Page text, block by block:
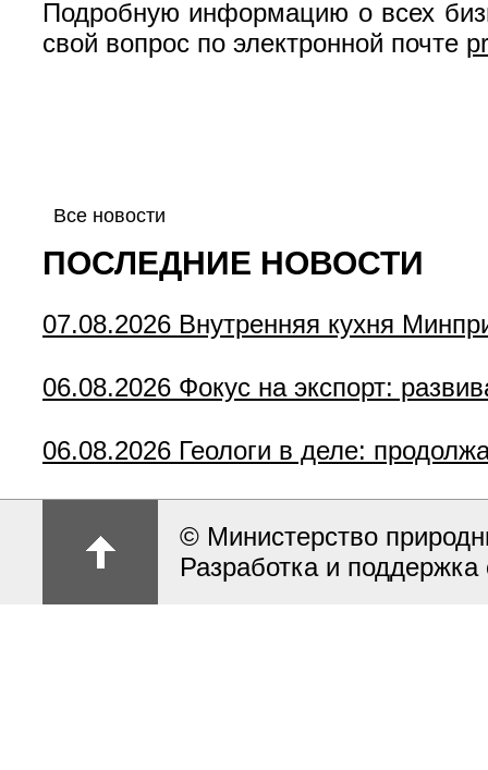
Подробную информацию о всех
свой вопрос по электронной почте
Все новости
ПОСЛЕДНИЕ НОВОСТИ
07.08.2026 Внутренняя кухня
06.08.2026 Фокус на экспорт:
06.08.2026 Геологи в деле:
© Министерство
Разработка и